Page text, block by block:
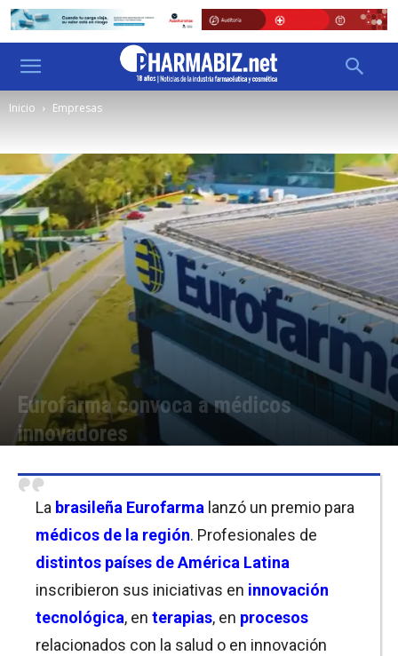
Inicio Empresas
Eurofarma convoca a médicos
innovadores
La brasileña Eurofarma lanzó un premio para
médicos de la región. Profesionales de
distintos países de América Latina
inscribieron sus iniciativas en innovación
tecnológica, en terapias, en procesos
relacionados con la salud o en innovación